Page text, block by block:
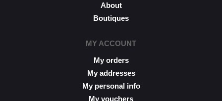
About
Boutiques
MY ACCOUNT
My orders
My addresses
My personal info
My vouchers